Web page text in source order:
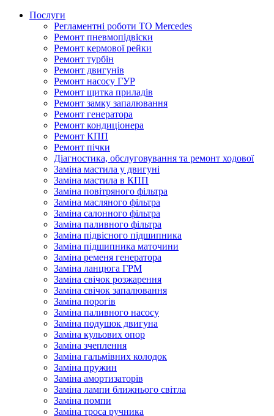
Послуги
Регламентні роботи ТО Mercedes
Ремонт пневмопідвіски
Ремонт кермової рейки
Ремонт турбін
Ремонт двигунів
Ремонт насосу ГУР
Ремонт щитка приладів
Ремонт замку запалювання
Ремонт генератора
Ремонт кондиціонера
Ремонт КПП
Ремонт пічки
Діагностика, обслуговування та ремонт ходової
Заміна мастила у двигуні
Заміна мастила в КПП
Заміна повітряного фільтра
Заміна масляного фільтра
Заміна салонного фільтра
Заміна паливного фільтра
Заміна підвісного підшипника
Заміна підшипника маточини
Заміна ременя генератора
Заміна ланцюга ГРМ
Заміна свічок розжарення
Заміна свічок запалювання
Заміна порогів
Заміна паливного насосу
Заміна подушок двигуна
Заміна кульових опор
Заміна зчеплення
Заміна гальмівних колодок
Заміна пружин
Заміна амортизаторів
Заміна лампи ближнього світла
Заміна помпи
Заміна троса ручника